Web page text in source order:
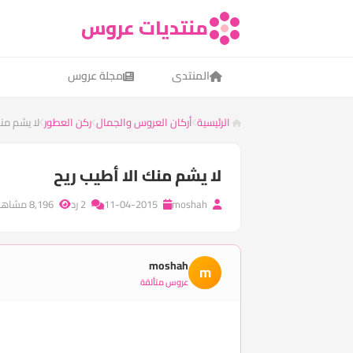
منتديات عروس
المنتدى مجلة عروس
الرئيسية أركان العروس والجمال ركن العطور لا يشم
لا يشم منك الا أطيب ريح
m
moshah
عروس متألقة